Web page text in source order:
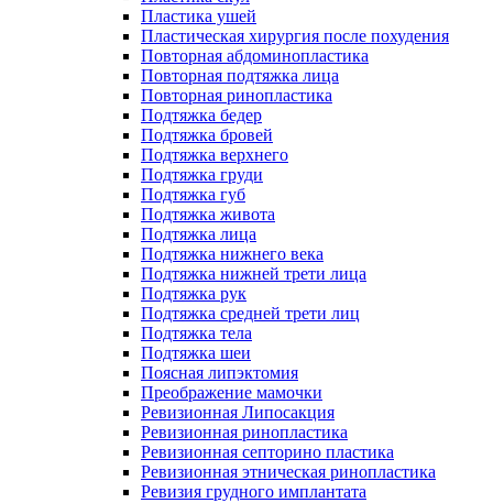
Пластика ушей
Пластическая хирургия после похудения
Повторная абдоминопластика
Повторная подтяжка лица
Повторная ринопластика
Подтяжка бедер
Подтяжка бровей
Подтяжка верхнего
Подтяжка груди
Подтяжка губ
Подтяжка живота
Подтяжка лица
Подтяжка нижнего века
Подтяжка нижней трети лица
Подтяжка рук
Подтяжка средней трети лиц
Подтяжка тела
Подтяжка шеи
Поясная липэктомия
Преображение мамочки
Ревизионная Липосакция
Ревизионная ринопластика
Ревизионная септорино пластика
Ревизионная этническая ринопластика
Ревизия грудного имплантата